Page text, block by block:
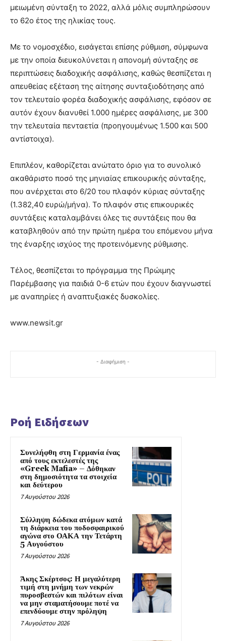
μειωμένη σύνταξη το 2022, αλλά μόλις συμπληρώσουν
το 62ο έτος της ηλικίας τους.
Με το νομοσχέδιο, εισάγεται επίσης ρύθμιση, σύμφωνα
με την οποία διευκολύνεται η απονομή σύνταξης σε
περιπτώσεις διαδοχικής ασφάλισης, καθώς θεσπίζεται η
απευθείας εξέταση της αίτησης συνταξιοδότησης από
τον τελευταίο φορέα διαδοχικής ασφάλισης, εφόσον σε
αυτόν έχουν διανυθεί 1.000 ημέρες ασφάλισης, με 300
την τελευταία πενταετία (προηγουμένως 1.500 και 500
αντίστοιχα).
Επιπλέον, καθορίζεται ανώτατο όριο για το συνολικό
ακαθάριστο ποσό της μηνιαίας επικουρικής σύνταξης,
που ανέρχεται στο 6/20 του πλαφόν κύριας σύνταξης
(1.382,40 ευρώ/μήνα). Το πλαφόν στις επικουρικές
συντάξεις καταλαμβάνει όλες τις συντάξεις που θα
καταβληθούν από την πρώτη ημέρα του επόμενου μήνα
της έναρξης ισχύος της προτεινόμενης ρύθμισης.
Τέλος, θεσπίζεται το πρόγραμμα της Πρώιμης
Παρέμβασης για παιδιά 0-6 ετών που έχουν διαγνωστεί
με αναπηρίες ή αναπτυξιακές δυσκολίες.
www.newsit.gr
- Διαφήμιση -
Ροή Ειδήσεων
Συνελήφθη στη Γερμανία ένας
από τους εκτελεστές της
«Greek Mafia» – Δόθηκαν
στη δημοσιότητα τα στοιχεία
και δεύτερου
7 Αυγούστου 2026
Σύλληψη δώδεκα ατόμων κατά
τη διάρκεια του ποδοσφαιρικού
αγώνα στο ΟΑΚΑ την Τετάρτη
5 Αυγούστου
7 Αυγούστου 2026
Άκης Σκέρτσος: Η μεγαλύτερη
τιμή στη μνήμη των νεκρών
πυροσβεστών και πιλότων είναι
να μην σταματήσουμε ποτέ να
επενδύουμε στην πρόληψη
7 Αυγούστου 2026